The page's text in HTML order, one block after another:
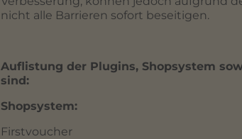
nicht alle Barrieren sofort beseitigen.
Auflistung der Plugins, Shopsystem
sind:
Shopsystem:
Firstvoucher